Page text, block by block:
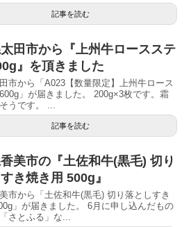
記事を読む
田市から『上州牛ロースステ
』を頂きました
市から「A023【数量限定】上州牛ロース
」が届きました。 200g×3枚です。霜
うです。 ...
記事を読む
美市の『土佐和牛(黒毛) 切り
き焼き用 500g』
市から「土佐和牛(黒毛) 切り落としすき
」が届きました。 6月に申し込んだもの
さとふる」な...